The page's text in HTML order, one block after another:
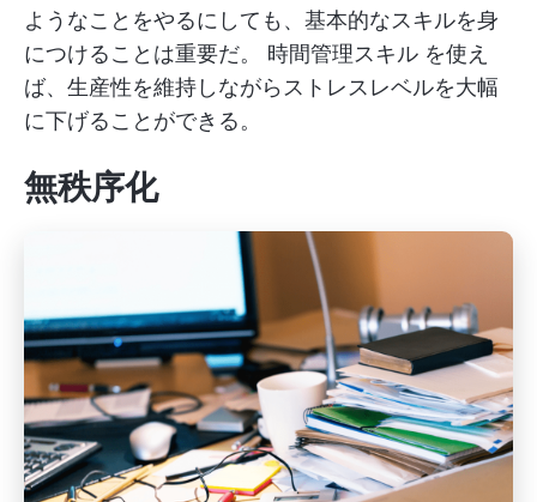
ようなことをやるにしても、基本的なスキルを身
につけることは重要だ。 時間管理スキル を使え
ば、生産性を維持しながらストレスレベルを大幅
に下げることができる。
無秩序化